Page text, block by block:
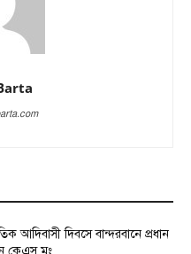
আদিবাসী দিবসে বান্দরবানে প্রধান